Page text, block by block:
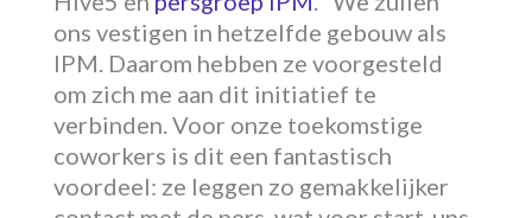
ons vestigen in hetzelfde gebouw als
IPM. Daarom hebben ze voorgesteld
om zich me aan dit initiatief te
verbinden. Voor onze toekomstige
coworkers is dit een fantastisch
voordeel: ze leggen zo gemakkelijker